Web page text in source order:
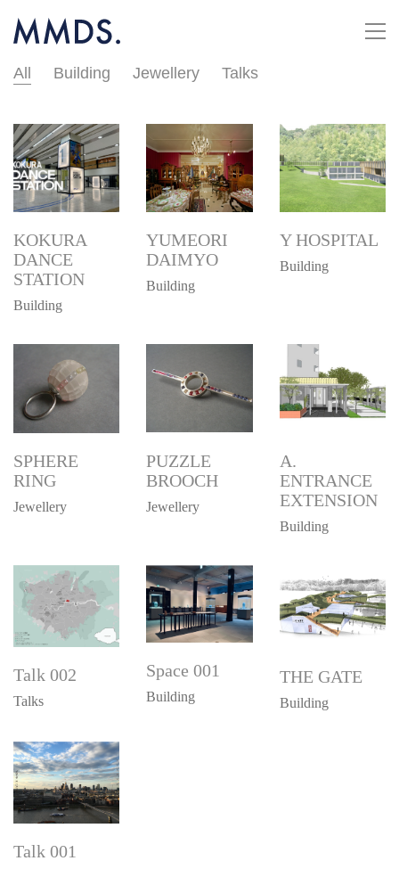
All Building Jewellery Talks
KOKURA
DANCE
STATION
Building
YUMEORI
DAIMYO
Building
Y HOSPITAL
Building
SPHERE
RING
Jewellery
PUZZLE
BROOCH
Jewellery
A.
ENTRANCE
EXTENSION
Building
Talk 002
Talks
Space 001
Building
THE GATE
Building
Talk 001